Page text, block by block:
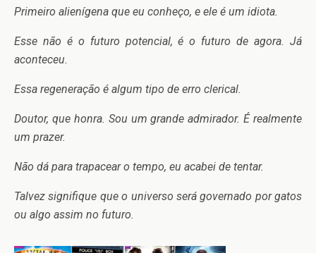
Primeiro alienígena que eu conheço, e ele é um idiota.
Esse não é o futuro potencial, é o futuro de agora. Já
aconteceu.
Essa regeneração é algum tipo de erro clerical.
Doutor, que honra. Sou um grande admirador. É realmente
um prazer.
Não dá para trapacear o tempo, eu acabei de tentar.
Talvez signifique que o universo será governado por gatos
ou algo assim no futuro.